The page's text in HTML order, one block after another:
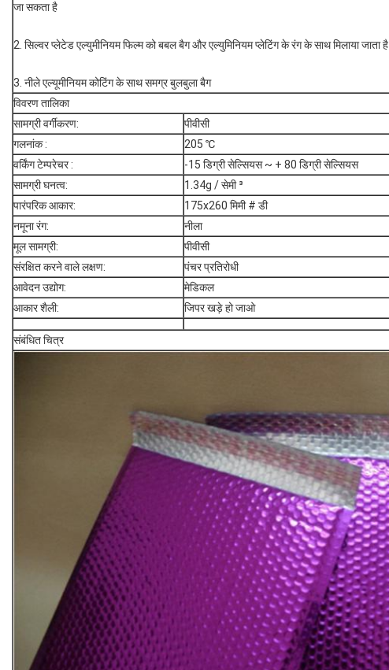
जा सकता है
2. सिल्वर प्लेटेड एल्युमीनियम फिल्म को बबल बैग और एल्युमिनियम प्लेटिंग के रंग के साथ मिलाया जाता है
3. नीले एल्यूमीनियम कोटिंग के साथ समग्र बुलबुला बैग
विवरण तालिका
सामग्री वर्गीकरण:
पीवीसी
गलनांक :
205 ℃
वर्किंग टेम्परेचर :
-15 डिग्री सेल्सियस ~ + 80 डिग्री सेल्सियस
सामग्री घनत्व:
1.34g / सेमी ³
पारंपरिक आकार:
175x260 मिमी # डी
नमूना रंग:
नीला
मूल सामग्री:
पीवीसी
संरक्षित करने वाले लक्षण:
पंचर प्रतिरोधी
आवेदन उद्योग:
मेडिकल
आकार शैली:
जिपर खड़े हो जाओ
संबंधित चित्र